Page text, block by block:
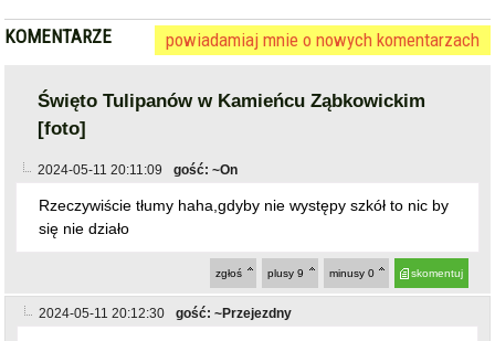
KOMENTARZE powiadamiaj mnie o nowych komentarzach
Święto Tulipanów w Kamieńcu Ząbkowickim
[foto]
2024-05-11 20:11:09 gość: ~On
Rzeczywiście tłumy haha,gdyby nie występy szkół to nic by
się nie działo
skomentuj
minusy 0
plusy 9
zgłoś
2024-05-11 20:12:30 gość: ~Przejezdny